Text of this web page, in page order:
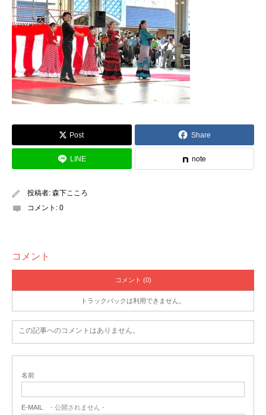
Post Share
LINE note
投稿者: 森下こころ
コメント: 0
コメント
コメント (0)
トラックバックは利用できません。
この記事へのコメントはありません。
名前
E-MAIL - 公開されません -